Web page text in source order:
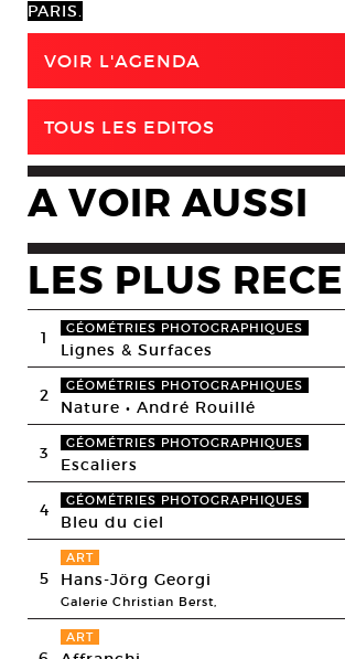
PARIS.
VOIR L'AGENDA
TOUS LES EDITOS
A VOIR AUSSI
LES PLUS
1 GÉOMÉTRIES PHOTOGRAPHIQUES
Lignes & Surfaces
2 GÉOMÉTRIES PHOTOGRAPHIQUES
Nature • André Rouillé
3 GÉOMÉTRIES PHOTOGRAPHIQUES
Escaliers
4 GÉOMÉTRIES PHOTOGRAPHIQUES
Bleu du ciel
5
ART
Hans-Jörg Georgi
Galerie Christian Berst,
ART